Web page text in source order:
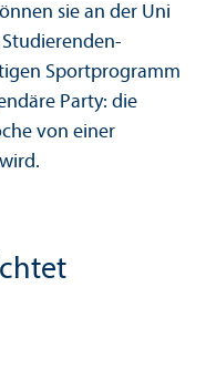
sie an der Uni
Studierenden­
Sport­programm
Party: die
von einer